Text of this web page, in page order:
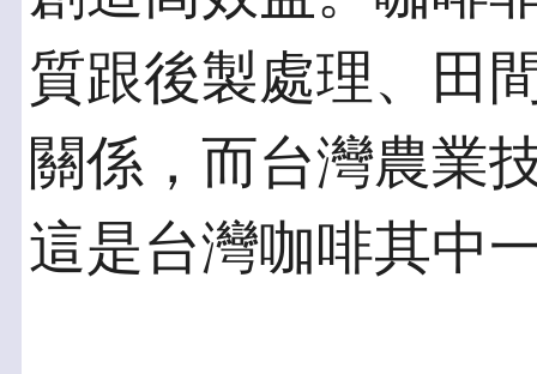
質跟後製處理、田
關係，而台灣農業
這是台灣咖啡其中